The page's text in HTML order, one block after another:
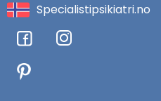
Specialistipsikiatri.no
F
a
c
e
I
n